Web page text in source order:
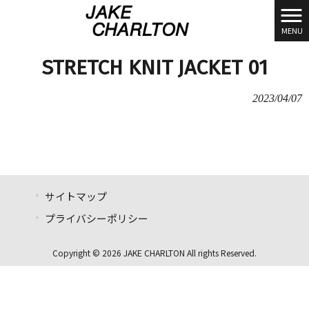
MENU
STRETCH KNIT JACKET 01
2023/04/07
サイトマップ
プライバシーポリシー
Copyright © 2026 JAKE CHARLTON All rights Reserved.